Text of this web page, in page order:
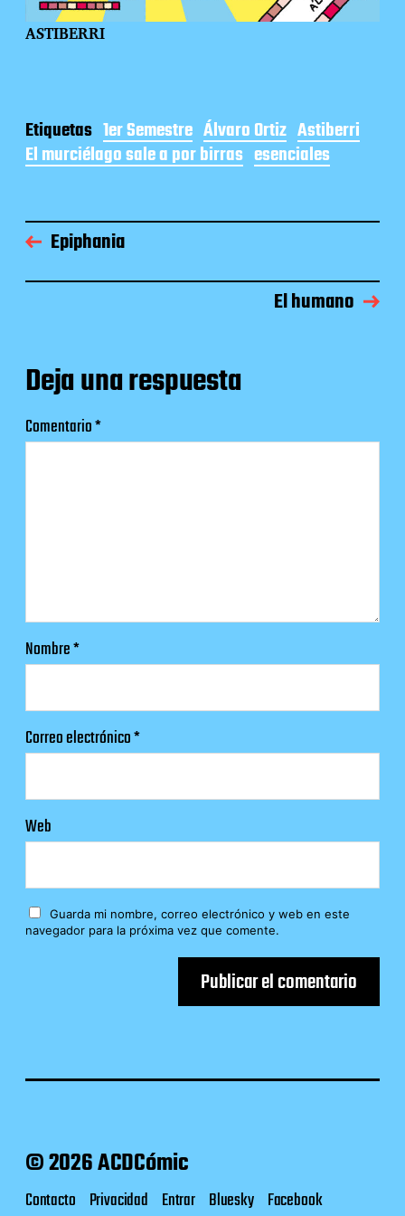
ASTIBERRI
Etiquetas 1er Semestre Álvaro Ortiz Astiberri
El murciélago sale a por birras esenciales
Epiphania
El humano
Deja una respuesta
Comentario*
Nombre*
Correo electrónico*
Web
Guarda mi nombre, correo electrónico y web en este
navegador para la próxima vez que comente.
© 2026 ACDCómic
Contacto Privacidad Entrar Bluesky Facebook